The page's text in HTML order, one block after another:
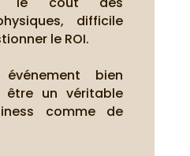
difficile
le ROI.
bien
être un véritable
comme de